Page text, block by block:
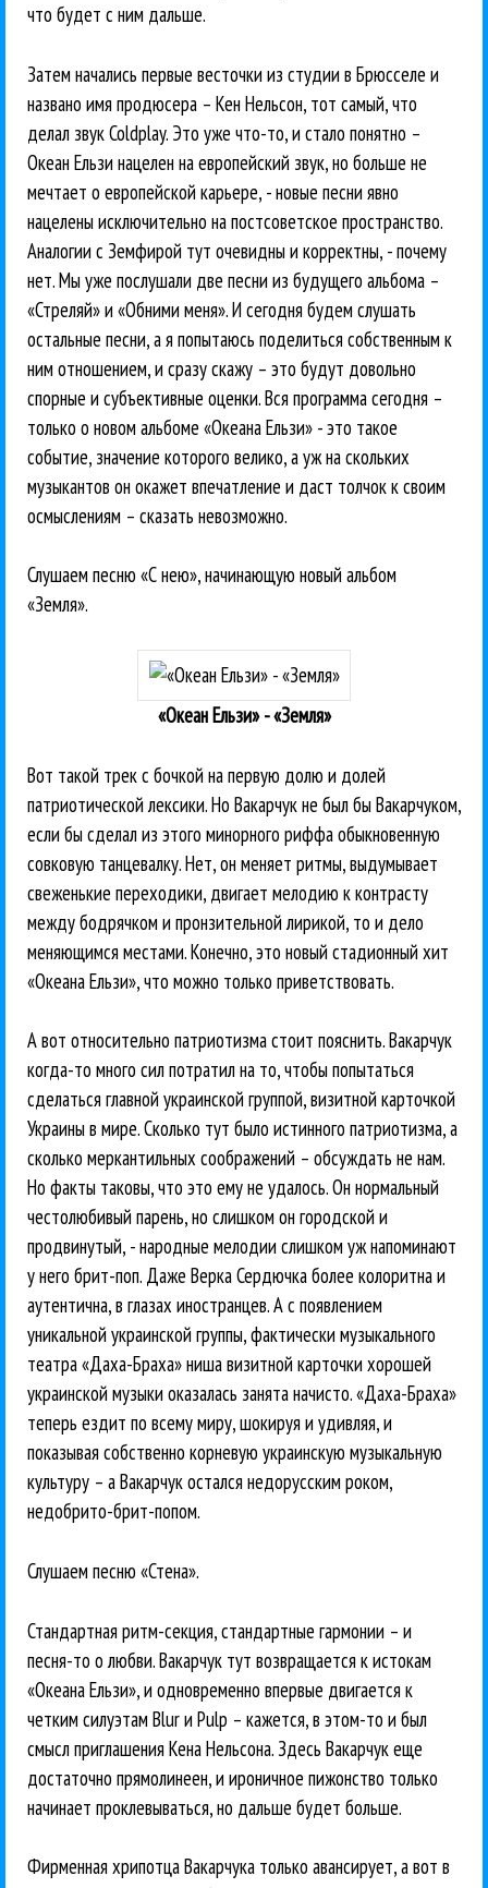
что будет с ним дальше.
Затем начались первые весточки из студии в Брюсселе и
названо имя продюсера – Кен Нельсон, тот самый, что
делал звук Coldplay. Это уже что-то, и стало понятно –
Океан Ельзи нацелен на европейский звук, но больше не
мечтает о европейской карьере, - новые песни явно
нацелены исключительно на постсоветское пространство.
Аналогии с Земфирой тут очевидны и корректны, - почему
нет. Мы уже послушали две песни из будущего альбома –
«Стреляй» и «Обними меня». И сегодня будем слушать
остальные песни, а я попытаюсь поделиться собственным к
ним отношением, и сразу скажу – это будут довольно
спорные и субъективные оценки. Вся программа сегодня –
только о новом альбоме «Океана Ельзи» - это такое
событие, значение которого велико, а уж на скольких
музыкантов он окажет впечатление и даст толчок к своим
осмыслениям – сказать невозможно.
Слушаем песню «С нею», начинающую новый альбом
«Земля».
«Океан Ельзи» - «Земля»
Вот такой трек с бочкой на первую долю и долей
патриотической лексики. Но Вакарчук не был бы Вакарчуком,
если бы сделал из этого минорного риффа обыкновенную
совковую танцевалку. Нет, он меняет ритмы, выдумывает
свеженькие переходики, двигает мелодию к контрасту
между бодрячком и пронзительной лирикой, то и дело
меняющимся местами. Конечно, это новый стадионный хит
«Океана Ельзи», что можно только приветствовать.
А вот относительно патриотизма стоит пояснить. Вакарчук
когда-то много сил потратил на то, чтобы попытаться
сделаться главной украинской группой, визитной карточкой
Украины в мире. Сколько тут было истинного патриотизма, а
сколько меркантильных соображений – обсуждать не нам.
Но факты таковы, что это ему не удалось. Он нормальный
честолюбивый парень, но слишком он городской и
продвинутый, - народные мелодии слишком уж напоминают
у него брит-поп. Даже Верка Сердючка более колоритна и
аутентична, в глазах иностранцев. А с появлением
уникальной украинской группы, фактически музыкального
театра «Даха-Браха» ниша визитной карточки хорошей
украинской музыки оказалась занята начисто. «Даха-Браха»
теперь ездит по всему миру, шокируя и удивляя, и
показывая собственно корневую украинскую музыкальную
культуру – а Вакарчук остался недорусским роком,
недобрито-брит-попом.
Слушаем песню «Стена».
Стандартная ритм-секция, стандартные гармонии – и
песня-то о любви. Вакарчук тут возвращается к истокам
«Океана Ельзи», и одновременно впервые двигается к
четким силуэтам Blur и Pulp – кажется, в этом-то и был
смысл приглашения Кена Нельсона. Здесь Вакарчук еще
достаточно прямолинеен, и ироничное пижонство только
начинает проклевываться, но дальше будет больше.
Фирменная хрипотца Вакарчука только авансирует, а вот в